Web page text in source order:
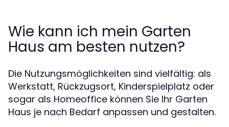
Wie kann ich mein Garten
Haus am besten nutzen?
Die Nutzungsmöglichkeiten sind vielfältig: als
Werkstatt, Rückzugsort, Kinderspielplatz oder
sogar als Homeoffice können Sie Ihr Garten
Haus je nach Bedarf anpassen und gestalten.